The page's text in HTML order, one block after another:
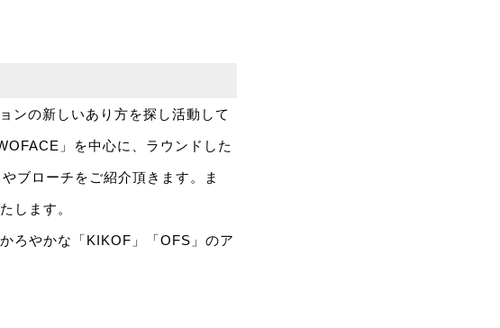
ンの新しいあり方を探し活動して
」を中心に、ラウンドした
ブローチをご紹介頂きます。ま
します。
ろやかな「KIKOF」「OFS」のア